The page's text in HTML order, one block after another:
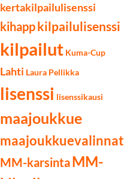
kertakilpailulisenssi
kihappkilpailulisenssi
kilpailut Kuma-Cup
Lahti Laura Pellikka
lisenssi lisenssikausi
maajoukkue
maajoukkuevalinnat
MM-karsintaMM-